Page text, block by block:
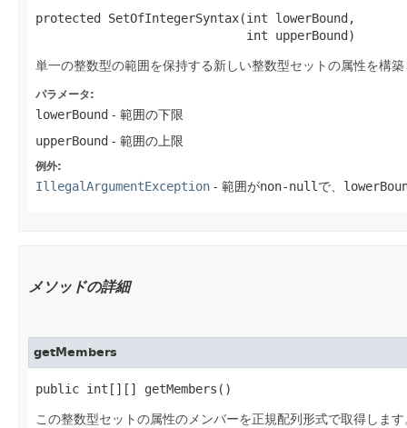
protected SetOfIntegerSyntax​(int lowerBound,
                             int upperBound)
単一の整数型の範囲を保持する新しい整数型セットの属性を構築
パラメータ:
lowerBound - 範囲の下限
upperBound - 範囲の上限
例外:
IllegalArgumentException - 範囲がnon-nullで、
メソッドの詳細
getMembers
public int[][] getMembers()
この整数型セットの属性のメンバーを正規配列形式で取得します